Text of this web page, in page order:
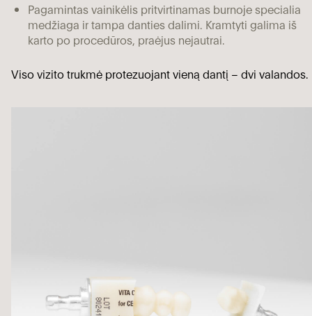
Pagamintas vainikėlis pritvirtinamas burnoje specialia
medžiaga ir tampa danties dalimi. Kramtyti galima iš
karto po procedūros, praėjus nejautrai.
Viso vizito trukmė protezuojant vieną dantį – dvi valandos.